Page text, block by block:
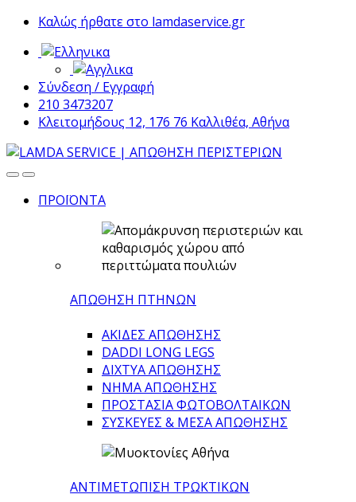
Skip
navigation
Skip
content
Καλώς ήρθατε στο lamdaservice.gr
Σύνδεση / Εγγραφή
210 3473207
Κλειτομήδους 12, 176 76 Καλλιθέα, Αθήνα
ΠΡΟΪΟΝΤΑ
ΑΠΩΘΗΣΗ ΠΤΗΝΩΝ
ΑΚΙΔΕΣ ΑΠΩΘΗΣΗΣ
DADDI LONG LEGS
ΔΙΧΤΥΑ ΑΠΩΘΗΣΗΣ
ΝΗΜΑ ΑΠΩΘΗΣΗΣ
ΠΡΟΣΤΑΣΙΑ ΦΩΤΟΒΟΛΤΑΙΚΩΝ
ΣΥΣΚΕΥΕΣ & ΜΕΣΑ ΑΠΩΘΗΣΗΣ
ΑΝΤΙΜΕΤΩΠΙΣΗ ΤΡΩΚΤΙΚΩΝ